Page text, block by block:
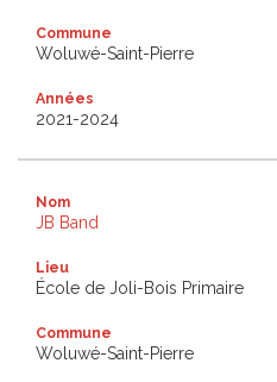
Commune
Woluwé-Saint-Pierre
Années
2021-2024
Nom
JB Band
Lieu
École de Joli-Bois Primaire
Commune
Woluwé-Saint-Pierre